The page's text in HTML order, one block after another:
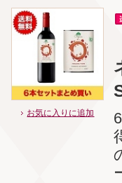
お気に入りに追加